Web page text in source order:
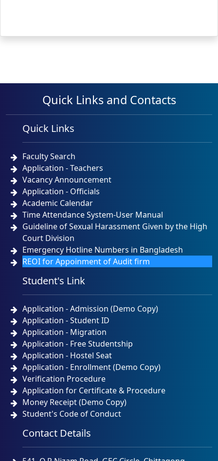
Quick Links and Contacts
Quick Links
Faculty Search
Application - Teachers
Vacancy Announcement
Application - Officials
Academic Calendar
Time Attendance System-User Manual
Guideline of Sexual Harassment Given by the High
Court Division
Emergency Hotline Numbers in Bangladesh
REOI for Appoinment of Audit firm
Student's Link
Application - Admission (Demo Copy)
Application - Student ID
Application - Migration
Application - Free Studentship
Application - Hostel Seat
Application - Enrollment (Demo Copy)
Verification Procedure
Application for Certificate & Procedure
Money Receipt (Demo Copy)
Student's Code of Conduct
Contact Details